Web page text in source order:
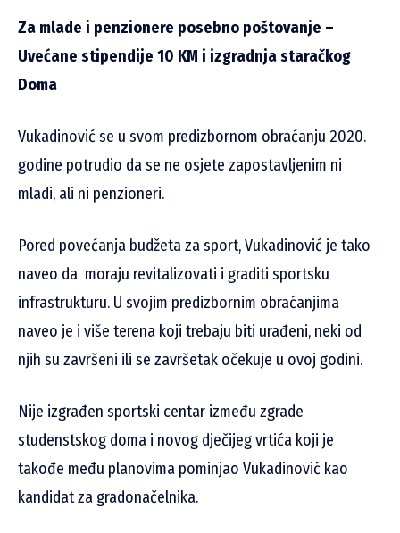
Za mlade i penzionere posebno poštovanje –
Uvećane stipendije 10 KM i izgradnja staračkog
Doma
Vukadinović se u svom predizbornom obraćanju 2020.
godine potrudio da se ne osjete zapostavljenim ni
mladi, ali ni penzioneri.
Pored povećanja budžeta za sport, Vukadinović je tako
naveo da moraju revitalizovati i graditi sportsku
infrastrukturu. U svojim predizbornim obraćanjima
naveo je i više terena koji trebaju biti urađeni, neki od
njih su završeni ili se završetak očekuje u ovoj godini.
Nije izgrađen sportski centar između zgrade
studenstskog doma i novog dječijeg vrtića koji je
takođe među planovima pominjao Vukadinović kao
kandidat za gradonačelnika.